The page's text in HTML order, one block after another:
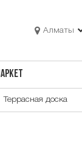
Алматы
ПАРКЕТ
Террасная доска